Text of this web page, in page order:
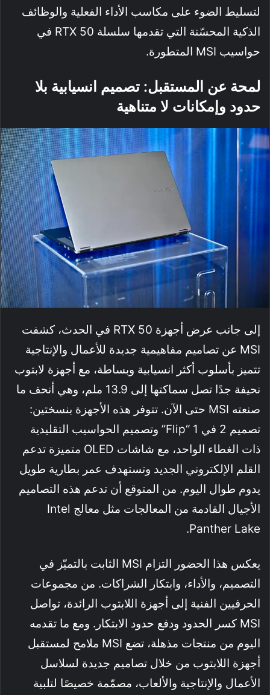
لتسليط الضوء على مكاسب الأداء الفعلية والوظائف
الذكية المحسّنة التي تقدمها سلسلة RTX 50 في
حواسيب MSI المتطورة.
لمحة عن المستقبل: تصميم انسيابية بلا
حدود وإمكانات لا متناهية
إلى جانب عرض أجهزة RTX 50 في الحدث، كشفت
MSI عن تصاميم مفاهيمية جديدة للأعمال والإنتاجية
تتميز بأسلوب أكثر انسيابية وبساطة، مع أجهزة لابتوب
نحيفة جدًا تصل سماكتها إلى 13.9 ملم، وهي أنحف ما
صنعته MSI حتى الآن. تتوفر هذه الأجهزة بنسختين:
تصميم 2 في 1 “Flip” وتصميم الحواسيب التقليدية
ذات الغطاء الواحد، مع شاشات OLED متميزة تدعم
القلم الإلكتروني الجديد وتستهدف عمر بطارية طويل
يدوم طوال اليوم. من المتوقع أن تدعم هذه التصاميم
الأجيال القادمة من المعالجات مثل معالج Intel
Panther Lake.
يعكس هذا الحضور التزام MSI الثابت بالتميّز في
التصميم، والأداء، وابتكار الشراكات. من مجموعات
الحرفيين الفنية إلى أجهزة اللابتوب الرائدة، تواصل
MSI كسر الحدود ودفع حدود الابتكار. ومع ما تقدمه
اليوم من منتجات مذهلة، تضع MSI ملامح لمستقبل
أجهزة اللابتوب من خلال تصاميم جديدة لسلاسل
الأعمال والإنتاجية والألعاب، مصمّمة خصيصًا لتلبية